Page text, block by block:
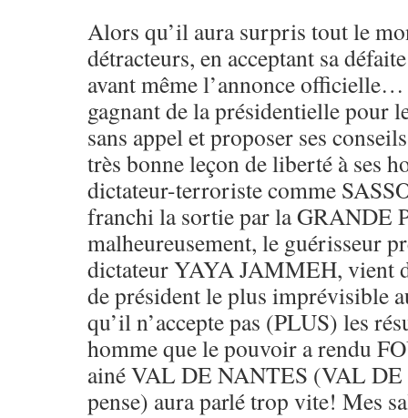
Alors qu’il aura surpris tout le
détracteurs, en acceptant sa
avant même l’annonce
gagnant de la présidentielle pour
sans appel et proposer ses
très bonne leçon de liberté à ses
dictateur-terroriste comme
franchi la sortie par la GRANDE
malheureusement, le guérisseur
dictateur YAYA JAMMEH, vient
de président le plus imprévisible
qu’il n’accepte pas (PLUS) les
homme que le pouvoir a rendu
ainé VAL DE NANTES (VAL
pense) aura parlé trop vite! Mes